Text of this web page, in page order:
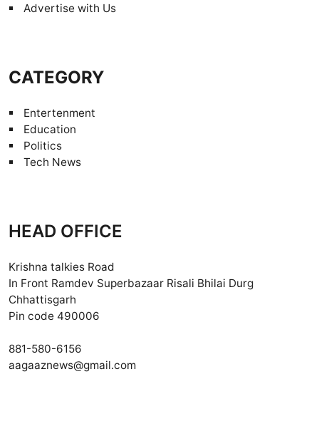
Advertise with Us
CATEGORY
Entertenment
Education
Politics
Tech News
HEAD OFFICE
Krishna talkies Road
In Front Ramdev Superbazaar Risali Bhilai Durg
Chhattisgarh
Pin code 490006
881-580-6156
aagaaznews@gmail.com